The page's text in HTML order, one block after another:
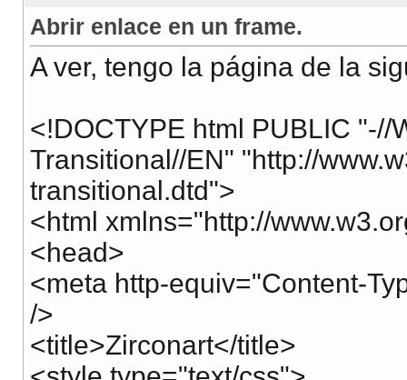
Abrir enlace en un frame.
A ver, tengo la página de la
<!DOCTYPE html PUBLIC "-//
Transitional//EN" "http://
transitional.dtd">
<html xmlns="http://
<head>
<meta http-equiv="Content-
/>
<title>Zirconart</title>